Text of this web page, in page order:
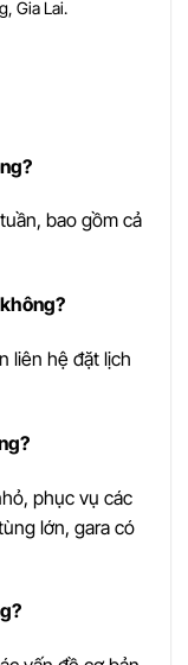
Gia Lai.
bao gồm cả
liên hệ đặt lịch
phục vụ các
lớn, gara có